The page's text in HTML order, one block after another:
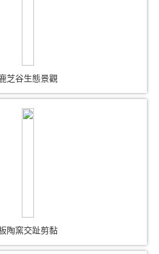
芝谷生態景觀
陶窯交趾剪黏